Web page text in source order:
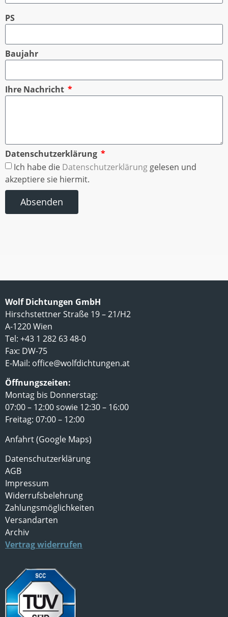
PS
Baujahr
Ihre Nachricht
Datenschutzerklärung
Ich habe die Datenschutzerklärung gelesen und
akzeptiere sie hiermit.
Absenden
Wolf Dichtungen GmbH
Hirschstettner Straße 19 – 21/H2
A-1220 Wien
Tel: +43 1 282 63 48-0
Fax: DW-75
E-Mail: office@wolfdichtungen.at
Öffnungszeiten:
Montag bis Donnerstag:
07:00 – 12:00 sowie 12:30 – 16:00
Freitag: 07:00 – 12:00
Anfahrt (Google Maps)
Datenschutzerklärung
AGB
Impressum
Widerrufsbelehrung
Zahlungsmöglichkeiten
Versandarten
Archiv
Vertrag widerrufen